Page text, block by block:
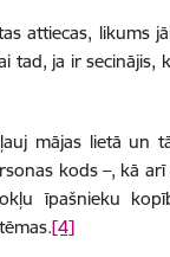
attiecas, likums
tad, ja ir secinājis,
mājas lietā un
kods –, kā
īpašnieku
[4]